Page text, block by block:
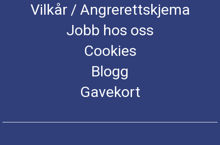
Vilkår / Angrerettskjema
Jobb hos oss
Cookies
Blogg
Gavekort